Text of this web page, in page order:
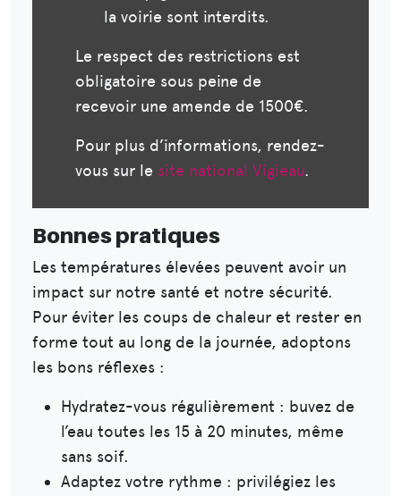
la voirie sont interdits.
Le respect des restrictions est
obligatoire sous peine de
recevoir une amende de 1500€.
Pour plus d’informations, rendez-
vous sur le site national Vigieau.
Bonnes pratiques
Les températures élevées peuvent avoir un
impact sur notre santé et notre sécurité.
Pour éviter les coups de chaleur et rester en
forme tout au long de la journée, adoptons
les bons réflexes :
Hydratez-vous régulièrement : buvez de
l’eau toutes les 15 à 20 minutes, même
sans soif.
Adaptez votre rythme : privilégiez les